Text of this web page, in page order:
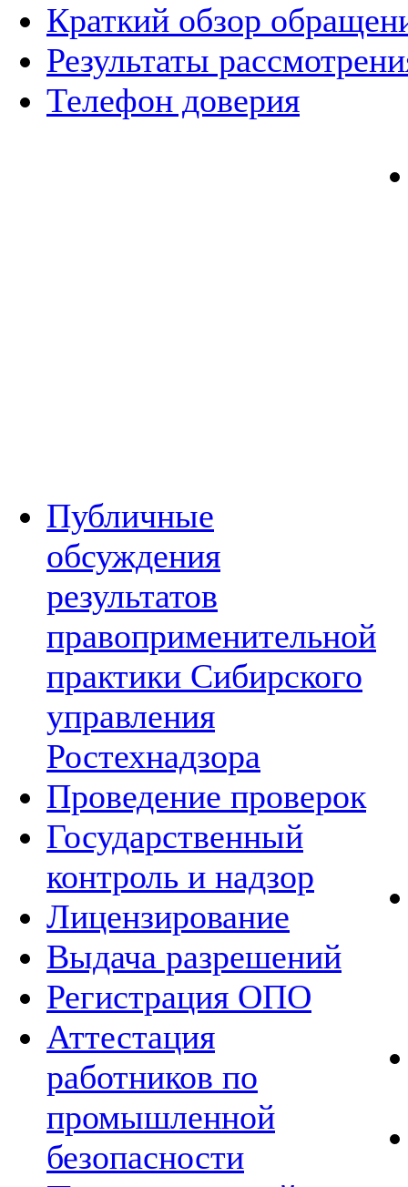
Краткий обзор
Результаты
Телефон доверия
Публичные
обсуждения
результатов
правоприменительной
практики Сибирского
управления
Ростехнадзора
Проведение проверок
Государственный
контроль и надзор
Лицензирование
Выдача разрешений
Регистрация ОПО
Аттестация
работников по
промышленной
безопасности